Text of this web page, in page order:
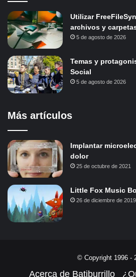
Utilizar
archivos y
5 de agosto de 2026
Temas y
Social
5 de agosto de 2026
Más artículos
Implantar
dolor
25 de octubre de 2021
Little Fox Music
26 de diciembre de 2019
© Copyright 1996 -
Acerca de Batiburrillo